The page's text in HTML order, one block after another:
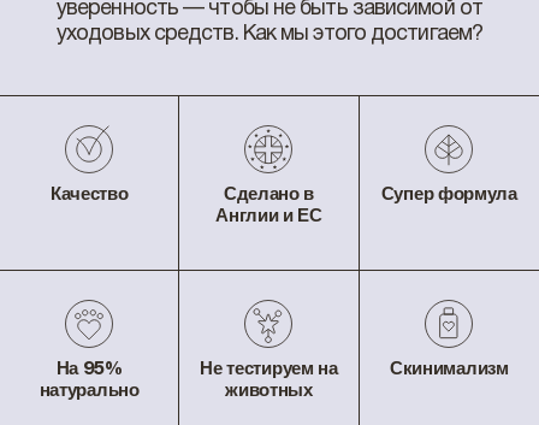
уверенность — чтобы не быть зависимой от
уходовых средств. Как мы этого достигаем?
Качество
Сделано в
Англии и ЕС
Супер формула
На 95%
натурально
Не тестируем на
животных
Скинимализм